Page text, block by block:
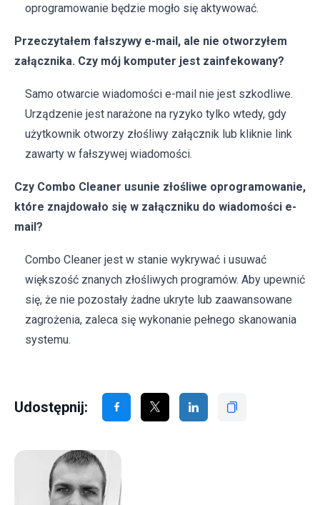
oprogramowanie będzie mogło się aktywować.
Przeczytałem fałszywy e-mail, ale nie otworzyłem
załącznika. Czy mój komputer jest zainfekowany?
Samo otwarcie wiadomości e-mail nie jest szkodliwe.
Urządzenie jest narażone na ryzyko tylko wtedy, gdy
użytkownik otworzy złośliwy załącznik lub kliknie link
zawarty w fałszywej wiadomości.
Czy Combo Cleaner usunie złośliwe oprogramowanie,
które znajdowało się w załączniku do wiadomości e-
mail?
Combo Cleaner jest w stanie wykrywać i usuwać
większość znanych złośliwych programów. Aby upewnić
się, że nie pozostały żadne ukryte lub zaawansowane
zagrożenia, zaleca się wykonanie pełnego skanowania
systemu.
Udostępnij: